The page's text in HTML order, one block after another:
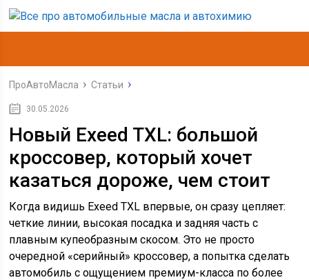
ПроАвтоМасла Статьи
30.05.2026
Новый Exeed TXL: большой
кроссовер, который хочет
казаться дороже, чем стоит
Когда видишь Exeed TXL впервые, он сразу цепляет:
четкие линии, высокая посадка и задняя часть с
плавным купеобразным скосом. Это не просто
очередной «серийный» кроссовер, а попытка сделать
автомобиль с ощущением премиум-класса по более